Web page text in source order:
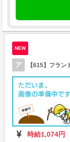
NEW
ア 【615】フラ
時給1,074円